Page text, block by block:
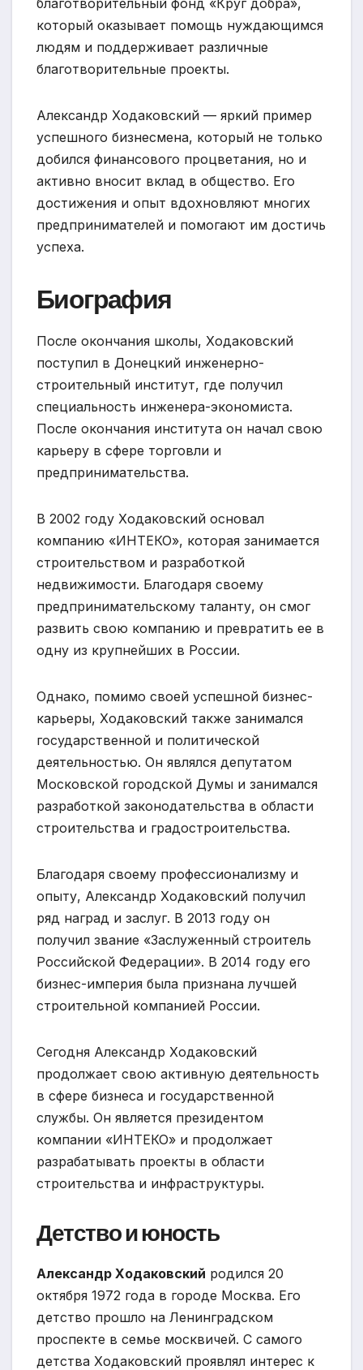
который оказывает помощь нуждающимся
людям и поддерживает различные
благотворительные проекты.
Александр Ходаковский — яркий пример
успешного бизнесмена, который не только
добился финансового процветания, но и
активно вносит вклад в общество. Его
достижения и опыт вдохновляют многих
предпринимателей и помогают им достичь
успеха.
Биография
После окончания школы, Ходаковский
поступил в Донецкий инженерно-
строительный институт, где получил
специальность инженера-экономиста.
После окончания института он начал свою
карьеру в сфере торговли и
предпринимательства.
В 2002 году Ходаковский основал
компанию «ИНТЕКО», которая занимается
строительством и разработкой
недвижимости. Благодаря своему
предпринимательскому таланту, он смог
развить свою компанию и превратить ее в
одну из крупнейших в России.
Однако, помимо своей успешной бизнес-
карьеры, Ходаковский также занимался
государственной и политической
деятельностью. Он являлся депутатом
Московской городской Думы и занимался
разработкой законодательства в области
строительства и градостроительства.
Благодаря своему профессионализму и
опыту, Александр Ходаковский получил
ряд наград и заслуг. В 2013 году он
получил звание «Заслуженный строитель
Российской Федерации». В 2014 году его
бизнес-империя была признана лучшей
строительной компанией России.
Сегодня Александр Ходаковский
продолжает свою активную деятельность
в сфере бизнеса и государственной
службы. Он является президентом
компании «ИНТЕКО» и продолжает
разрабатывать проекты в области
строительства и инфраструктуры.
Детство и юность
Александр Ходаковский родился 20
октября 1972 года в городе Москва. Его
детство прошло на Ленинградском
проспекте в семье москвичей. С самого
детства Ходаковский проявлял интерес к